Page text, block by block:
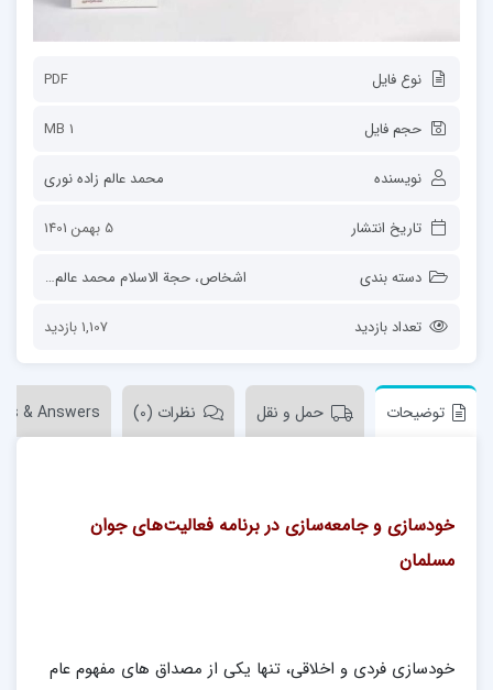
نوع فایل PDF
حجم فایل 1 MB
نویسنده محمد عالم زاده نوری
تاریخ انتشار 5 بهمن 1401
دسته بندی اشخاص، حجة الاسلام محمد عالم زاده نوری
تعداد بازدید 1,107 بازدید
توضیحات حمل و نقل نظرات (0) & Answers
خودسازی و جامعه‌سازی در برنامه فعالیت‌های جوان
مسلمان
خودسازی فردی و اخلاقی، تنها یکی از مصداق های مفهوم عام